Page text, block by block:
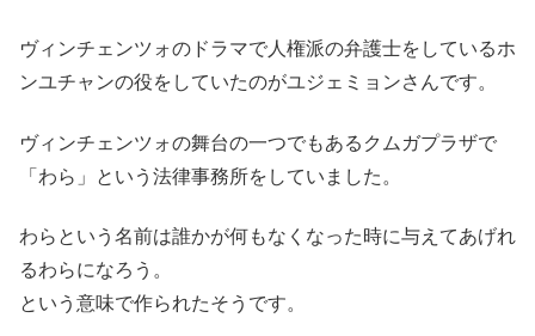
ヴィンチェンツォのドラマで人権派の弁護士をしているホ
ンユチャンの役をしていたのがユジェミョンさんです。
ヴィンチェンツォの舞台の一つでもあるクムガプラザで
「わら」という法律事務所をしていました。
わらという名前は誰かが何もなくなった時に与えてあげれ
るわらになろう。
という意味で作られたそうです。